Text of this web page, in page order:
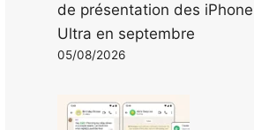
de présentation des
Ultra en septembre
05/08/2026